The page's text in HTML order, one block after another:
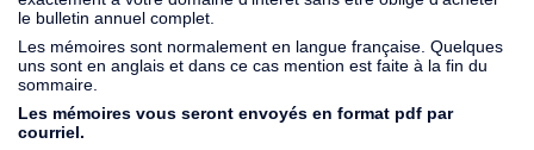
le bulletin annuel complet.
Les mémoires sont normalement en langue française. Quelques
uns sont en anglais et dans ce cas mention est faite à la fin du
sommaire.
Les mémoires vous seront envoyés en format pdf par
courriel.